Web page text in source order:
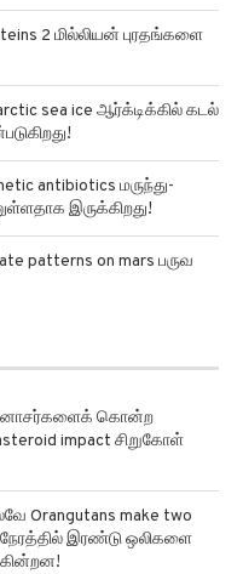
2 மில்லியன் புரதங்களை
sea ice ஆர்க்டிக்கில் கடல்
antibiotics மருந்து-
இருக்கிறது!
patterns on mars பருவ
கொன்ற
impact சிறுகோள்
Orangutans make two
இரண்டு ஒலிகளை